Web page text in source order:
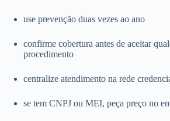
use prevenção duas vezes ao ano
confirme cobertura antes de aceitar
procedimento
centralize atendimento na rede
se tem CNPJ ou MEI, peça preço no